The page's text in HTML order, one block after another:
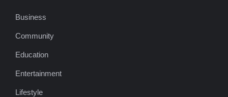
Business
Community
Education
Entertainment
Lifestyle